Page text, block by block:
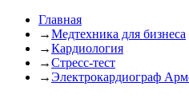
Главная
→Медтехника для бизнеса
→Кардиология
→Стресс-тест
→Электрокардиограф